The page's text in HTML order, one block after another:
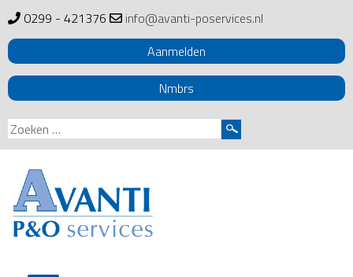
0299 - 421376
info@avanti-poservices.nl
Aanmelden
Nmbrs
Zoeken
naar: